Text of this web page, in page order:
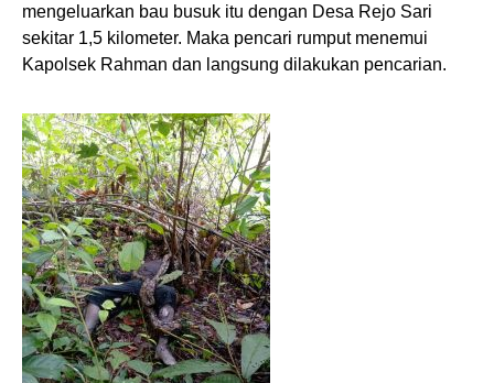
mengeluarkan bau busuk itu dengan Desa Rejo Sari
sekitar 1,5 kilometer. Maka pencari rumput menemui
Kapolsek Rahman dan langsung dilakukan pencarian.